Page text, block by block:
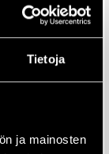
Tietoja
ja mainosten
5+2,5L